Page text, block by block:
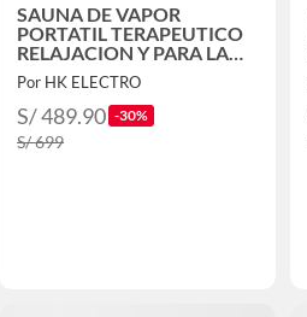
SAUNA DE VAPOR
PORTATIL TERAPEUTICO
RELAJACION Y PARA LA
SALUD A CONTROL
REMOTO
Por HK ELECTRO
S/ 489.90 -30%
S/ 699